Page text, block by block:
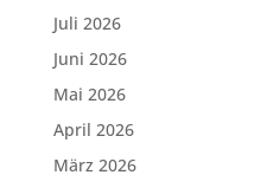
Juli 2026
Juni 2026
Mai 2026
April 2026
März 2026